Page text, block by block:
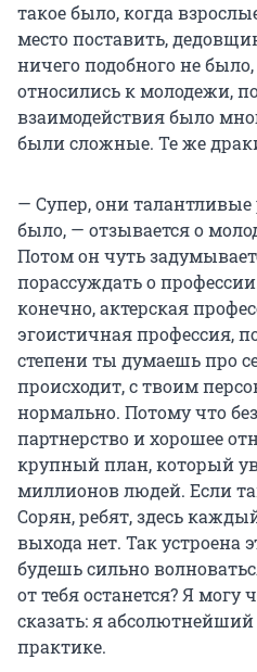
такое было, когда
место поставить,
ничего подобного не
относились к молодежи,
взаимодействия было
были сложные. Те же
— Супер, они талантливые
было, — отзывается о
Потом он чуть
порассуждать о
конечно, актерская
эгоистичная профессия,
степени ты думаешь про
происходит, с твоим
нормально. Потому что
партнерство и хорошее
крупный план, который
миллионов людей. Если
Сорян, ребят, здесь
выхода нет. Так устроена
будешь сильно
от тебя останется? Я могу
сказать: я абсолютнейший
практике.